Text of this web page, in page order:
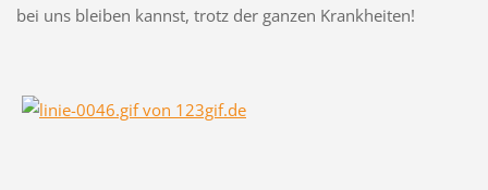
bei uns bleiben kannst, trotz der ganzen Krankheiten!